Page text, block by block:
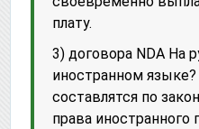
плату.
3) договора NDA На
иностранном
составлятся по
права иностранного